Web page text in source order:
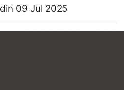
din 09 Jul 2025